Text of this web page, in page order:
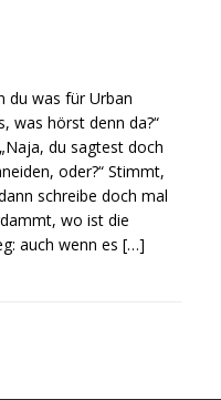
du was für Urban
was hörst denn da?“
du sagtest doch
oder?“ Stimmt,
schreibe doch mal
wo ist die
auch wenn es[…]